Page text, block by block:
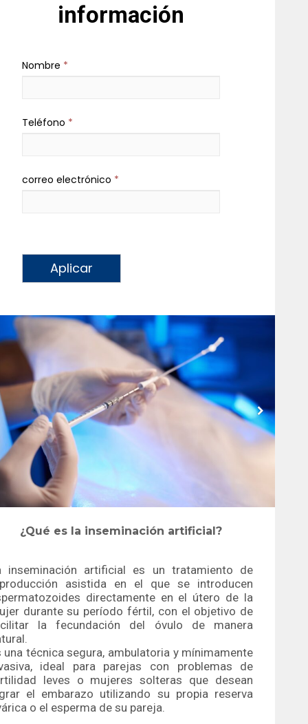
información
Nombre *
Teléfono *
correo electrónico *
Aplicar
¿Qué es la inseminación artificial?
inseminación artificial es un tratamiento de
asistida en el que se introducen
directamente en el útero de la
durante su período fértil, con el objetivo de
la fecundación del óvulo de manera
una técnica segura, ambulatoria y mínimamente
ideal para parejas con problemas de
leves o mujeres solteras que desean
el embarazo utilizando su propia reserva
o el esperma de su pareja.